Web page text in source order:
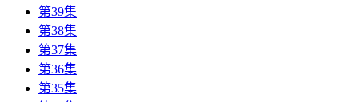
第39集
第38集
第37集
第36集
第35集